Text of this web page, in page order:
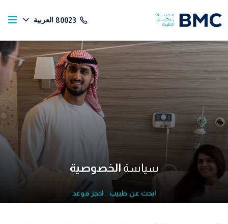
80023 العربية
سياسةالخصوصية
ابحث عن طبيب احجز موعد